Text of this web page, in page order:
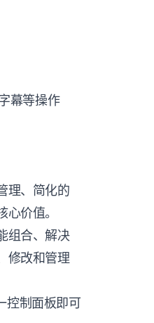
幕等操作
理、简化的
价值。
组合、解决
修改和管理
控制面板即可